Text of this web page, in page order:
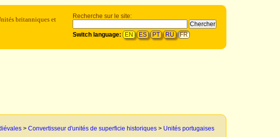
Recherche sur le site:
Switch language: EN ES PT RU FR
britanniques et
> Convertisseur d'unités de superficie historiques > Unités portugaises